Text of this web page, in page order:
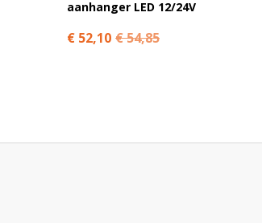
aanhanger LED 12/24V
€ 52,10 € 54,85